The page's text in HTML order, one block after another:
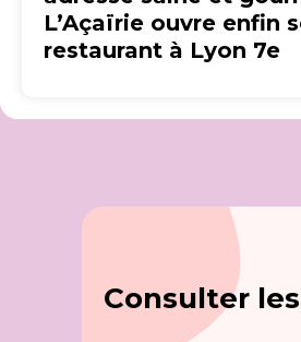
L’Açaïrie ouvre enfin
restaurant à Lyon 7e
Consulter